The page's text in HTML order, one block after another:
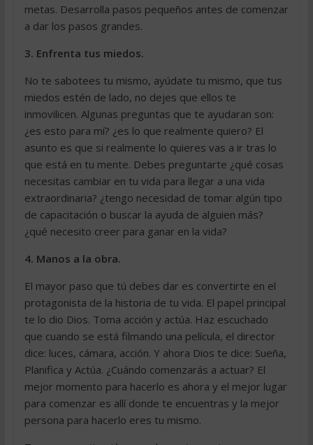
metas. Desarrolla pasos pequeños antes de comenzar
a dar los pasos grandes.
3. Enfrenta tus miedos.
No te sabotees tu mismo, ayúdate tu mismo, que tus
miedos estén de lado, no dejes que ellos te
inmovilicen. Algunas preguntas que te ayudaran son:
¿es esto para mí? ¿es lo que realmente quiero? El
asunto es que si realmente lo quieres vas a ir tras lo
que está en tu mente. Debes preguntarte ¿qué cosas
necesitas cambiar en tu vida para llegar a una vida
extraordinaria? ¿tengo necesidad de tomar algún tipo
de capacitación o buscar la ayuda de alguien más?
¿qué necesito creer para ganar en la vida?
4. Manos a la obra.
El mayor paso que tú debes dar es convertirte en el
protagonista de la historia de tu vida. El papel principal
te lo dio Dios. Toma acción y actúa. Haz escuchado
que cuando se está filmando una película, el director
dice: luces, cámara, acción. Y ahora Dios te dice: Sueña,
Planifica y Actúa. ¿Cuándo comenzarás a actuar? El
mejor momento para hacerlo es ahora y el mejor lugar
para comenzar es allí donde te encuentras y la mejor
persona para hacerlo eres tu mismo.